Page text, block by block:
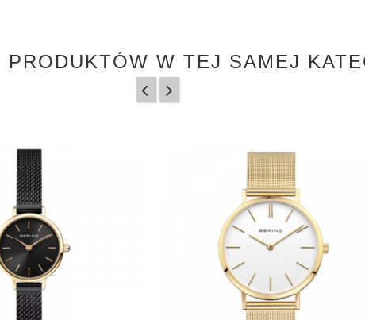
PRODUKTÓW W TEJ SAMEJ